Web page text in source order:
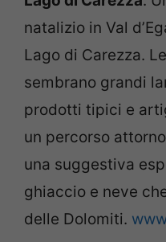
natalizio in Val
Lago di Carezza.
sembrano grandi
prodotti tipici e
un percorso
una suggestiva
ghiaccio e neve
delle Dolomiti.